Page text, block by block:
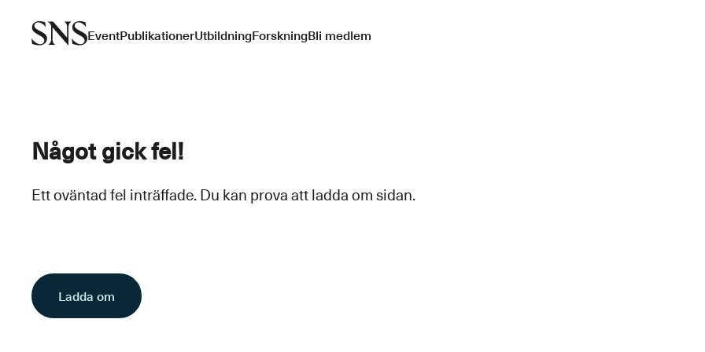
EventPublikationerUtbildningForskningBli medlem
Något gick fel!
Ett oväntad fel inträffade. Du kan prova att ladda om sidan.
Ladda om